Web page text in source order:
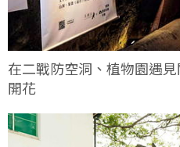
在二戰防空洞、植物園遇
開花